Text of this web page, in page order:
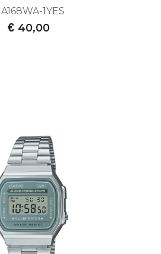
A168WA-1YES
€ 40,00